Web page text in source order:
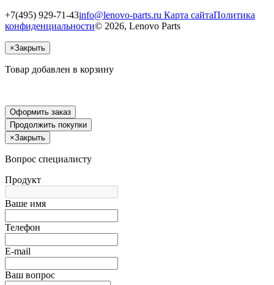
+7(495) 929-71-43info@lenovo-parts.ru Карта сайтаПолитика
конфиденциальности© 2026, Lenovo Parts
×Закрыть
Товар добавлен в корзину
Оформить заказ
Продолжить покупки
×Закрыть
Вопрос специалисту
Продукт
Ваше имя
Телефон
E-mail
Ваш вопрос